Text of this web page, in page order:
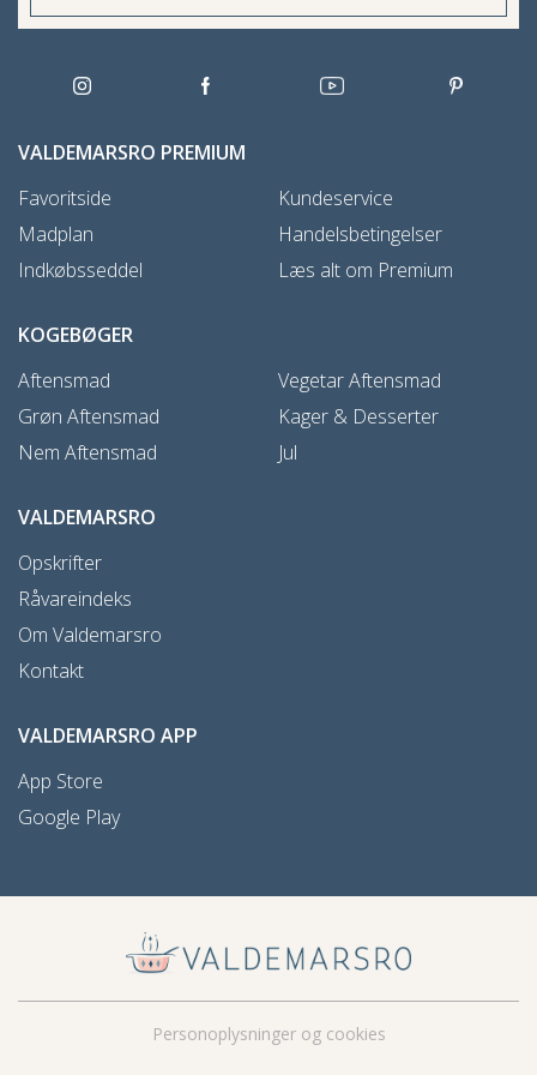
VALDEMARSRO PREMIUM
Favoritside
Madplan
Indkøbsseddel
Kundeservice
Handelsbetingelser
Læs alt om Premium
KOGEBØGER
Aftensmad
Grøn Aftensmad
Nem Aftensmad
Vegetar Aftensmad
Kager & Desserter
Jul
VALDEMARSRO
Opskrifter
Råvareindeks
Om Valdemarsro
Kontakt
VALDEMARSRO APP
App Store
Google Play
Personoplysninger og cookies